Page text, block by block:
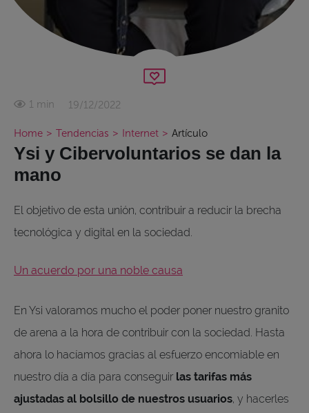
1 min 19/12/2022
Home > Tendencias > Internet > Artículo
Ysi y Cibervoluntarios se dan la
mano
El objetivo de esta unión, contribuir a reducir la brecha
tecnológica y digital en la sociedad.
Un acuerdo por una noble causa
En Ysi valoramos mucho el poder poner nuestro granito
de arena a la hora de contribuir con la sociedad. Hasta
ahora lo hacíamos gracias al esfuerzo encomiable en
nuestro día a día para conseguir las tarifas más
ajustadas al bolsillo de nuestros usuarios, y hacerles